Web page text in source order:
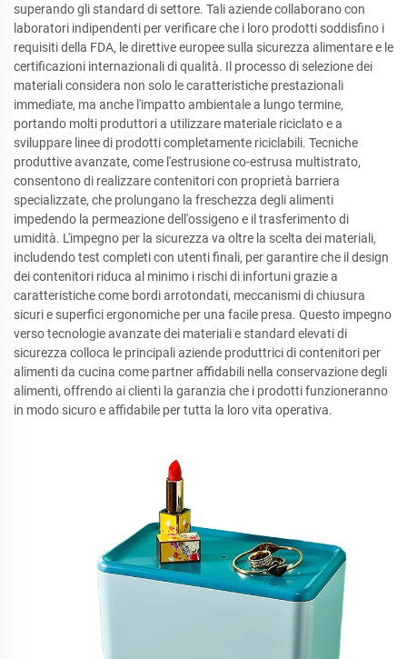
superando gli standard di settore. Tali aziende collaborano con
laboratori indipendenti per verificare che i loro prodotti soddisfino i
requisiti della FDA, le direttive europee sulla sicurezza alimentare e le
certificazioni internazionali di qualità. Il processo di selezione dei
materiali considera non solo le caratteristiche prestazionali
immediate, ma anche l'impatto ambientale a lungo termine,
portando molti produttori a utilizzare materiale riciclato e a
sviluppare linee di prodotti completamente riciclabili. Tecniche
produttive avanzate, come l'estrusione co-estrusa multistrato,
consentono di realizzare contenitori con proprietà barriera
specializzate, che prolungano la freschezza degli alimenti
impedendo la permeazione dell'ossigeno e il trasferimento di
umidità. L'impegno per la sicurezza va oltre la scelta dei materiali,
includendo test completi con utenti finali, per garantire che il design
dei contenitori riduca al minimo i rischi di infortuni grazie a
caratteristiche come bordi arrotondati, meccanismi di chiusura
sicuri e superfici ergonomiche per una facile presa. Questo impegno
verso tecnologie avanzate dei materiali e standard elevati di
sicurezza colloca le principali aziende produttrici di contenitori per
alimenti da cucina come partner affidabili nella conservazione degli
alimenti, offrendo ai clienti la garanzia che i prodotti funzioneranno
in modo sicuro e affidabile per tutta la loro vita operativa.